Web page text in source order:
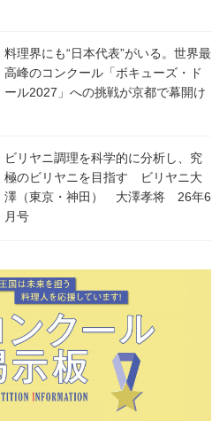
料理界にも“日本代表”がいる。世界最
高峰のコンクール「ボキューズ・ド
ール2027」への挑戦が京都で幕開け
ビリヤニ調理を科学的に分析し、究
極のビリヤニを目指す ビリヤニ大
澤（東京・神田） 大澤孝将 26年6
月号